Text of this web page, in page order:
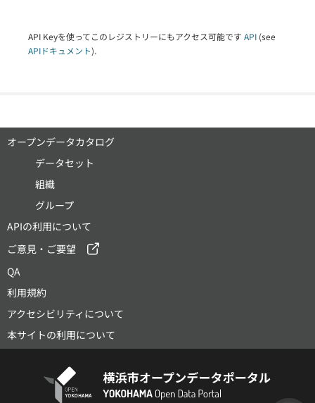
API Keyを使ってこのレジストリーにもアクセス可能です API (see
APIドキュメント).
オープンデータカタログ
データセット
組織
グループ
APIの利用について
ご意見・ご要望
QA
利用規約
アクセシビリティについて
本サイトの利用について